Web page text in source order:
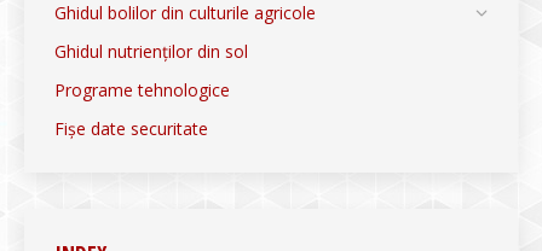
Ghidul bolilor din culturile agricole
Ghidul nutrienților din sol
Programe tehnologice
Fișe date securitate